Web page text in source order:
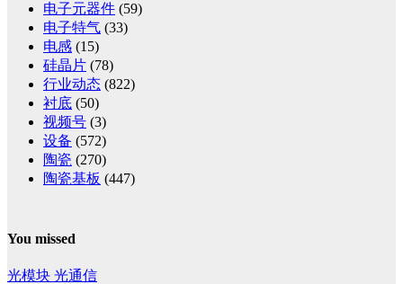
电子元器件 (59)
电子特气 (33)
电感 (15)
硅晶片 (78)
行业动态 (822)
衬底 (50)
视频号 (3)
设备 (572)
陶瓷 (270)
陶瓷基板 (447)
You missed
光模块 光通信